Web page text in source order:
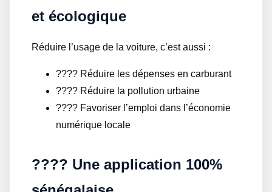
et écologique
Réduire l’usage de la voiture, c’est aussi :
???? Réduire les dépenses en carburant
???? Réduire la pollution urbaine
???? Favoriser l’emploi dans l’économie
numérique locale
???? Une application 100%